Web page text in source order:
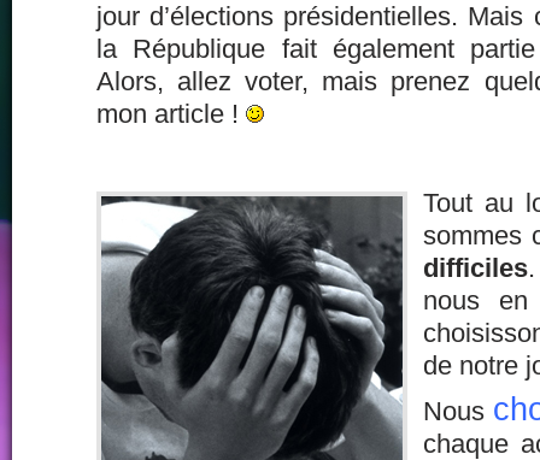
jour d’élections présidentielles.
la République fait également
Alors, allez voter, mais prenez
mon article !
Tout au
sommes
difficiles
nous en
de notre
Nous
chaque